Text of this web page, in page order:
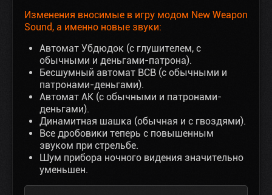
Изменения вносимые в игру модом New Weapon
Sound, а именно новые звуки:
Автомат Убдюдок (с глушителем, с
обычными и деньгами-патрона).
Бесшумный автомат ВСВ (с обычными и
патронами-деньгами).
Автомат АК (с обычными и патронами-
деньгами).
Динамитная шашка (обычная и с гвоздями).
Все дробовики теперь с повышенным
звуком при стрельбе.
Шум прибора ночного видения значительно
уменьшен.